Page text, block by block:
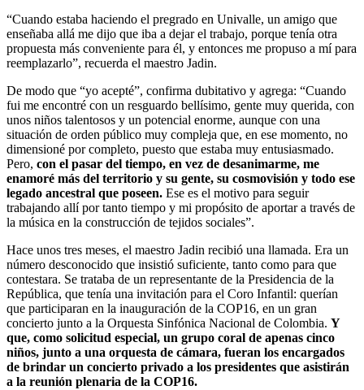
“Cuando estaba haciendo el pregrado en Univalle, un amigo que
enseñaba allá me dijo que iba a dejar el trabajo, porque tenía otra
propuesta más conveniente para él, y entonces me propuso a mí para
reemplazarlo”, recuerda el maestro Jadin.
De modo que “yo acepté”, confirma dubitativo y agrega: “Cuando
fui me encontré con un resguardo bellísimo, gente muy querida, con
unos niños talentosos y un potencial enorme, aunque con una
situación de orden público muy compleja que, en ese momento, no
dimensioné por completo, puesto que estaba muy entusiasmado.
Pero, con el pasar del tiempo, en vez de desanimarme, me
enamoré más del territorio y su gente, su cosmovisión y todo ese
legado ancestral que poseen. Ese es el motivo para seguir
trabajando allí por tanto tiempo y mi propósito de aportar a través de
la música en la construcción de tejidos sociales”.
Hace unos tres meses, el maestro Jadin recibió una llamada. Era un
número desconocido que insistió suficiente, tanto como para que
contestara. Se trataba de un representante de la Presidencia de la
República, que tenía una invitación para el Coro Infantil: querían
que participaran en la inauguración de la COP16, en un gran
concierto junto a la Orquesta Sinfónica Nacional de Colombia. Y
que, como solicitud especial, un grupo coral de apenas cinco
niños, junto a una orquesta de cámara, fueran los encargados
de brindar un concierto privado a los presidentes que asistirán
a la reunión plenaria de la COP16.